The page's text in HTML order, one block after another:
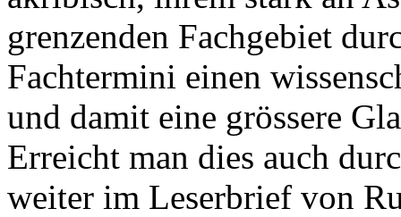
grenzenden Fachgebiet
Fachtermini einen
und damit eine grössere
Erreicht man dies auch
weiter im Leserbrief von